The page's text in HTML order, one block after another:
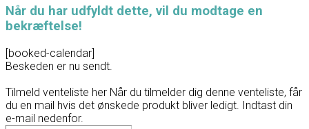
Når du har udfyldt dette, vil du modtage en
bekræftelse!
[booked-calendar]
Beskeden er nu sendt.
Tilmeld venteliste her Når du tilmelder dig denne venteliste, får
du en mail hvis det ønskede produkt bliver ledigt. Indtast din
e-mail nedenfor.